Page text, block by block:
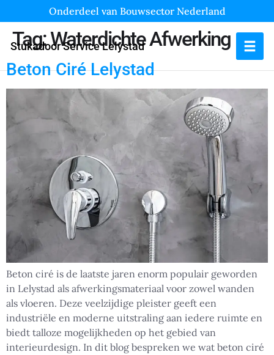
Onderdeel van Bouwsector Nederland
Stukadoor Service Lelystad
Tag:Waterdichte Afwerking
Beton Ciré Lelystad
Beton ciré is de laatste jaren enorm populair geworden
in Lelystad als afwerkingsmateriaal voor zowel wanden
als vloeren. Deze veelzijdige pleister geeft een
industriële en moderne uitstraling aan iedere ruimte en
biedt talloze mogelijkheden op het gebied van
interieurdesign. In dit blog bespreken we wat beton ciré